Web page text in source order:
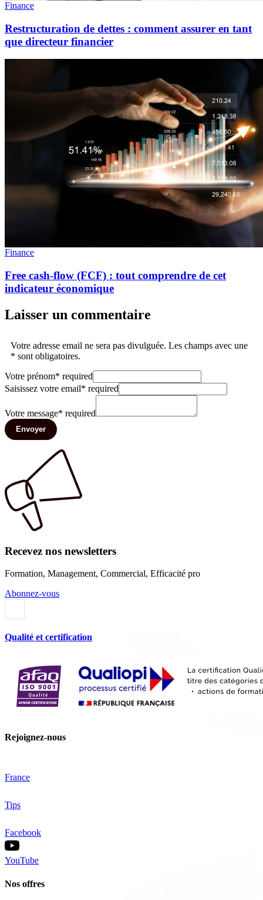
Finance
Restructuration de dettes : comment assurer en tant
que directeur financier
Finance
Free cash-flow (FCF) : tout comprendre de cet
indicateur économique
Laisser un commentaire
Votre adresse email ne sera pas divulguée. Les champs avec une
* sont obligatoires.
Votre prénom* required
Saisissez votre email* required
Votre message* required
Envoyer
Recevez nos newsletters
Formation, Management, Commercial, Efficacité pro
Abonnez-vous
Qualité et certification
Rejoignez-nous
France
Tips
Facebook
YouTube
Nos offres